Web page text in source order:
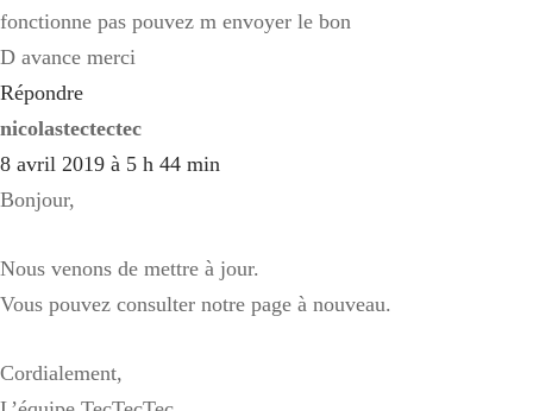
fonctionne pas pouvez m envoyer le bon
D avance merci
Répondre
nicolastectectec
8 avril 2019 à 5 h 44 min
Bonjour,
Nous venons de mettre à jour.
Vous pouvez consulter notre page à nouveau.
Cordialement,